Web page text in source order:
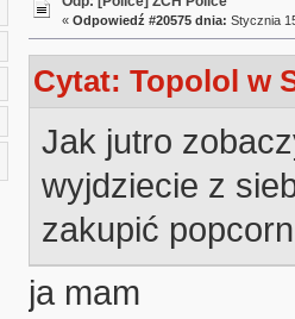
« Odpowiedź #20575 dnia: Stycznia
Cytat: Topolol w
Jak jutro
wyjdziecie z
zakupić
ja mam